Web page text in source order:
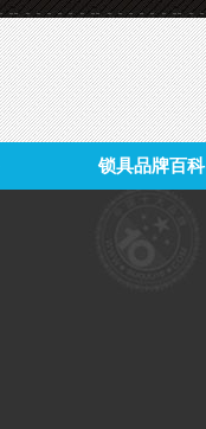
锁具品牌百科